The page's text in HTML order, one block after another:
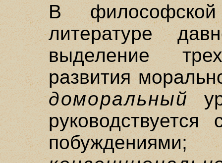
В философской
литературе
выделение
развития
доморальный
руководствуется